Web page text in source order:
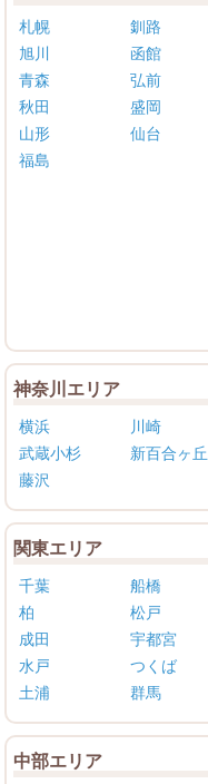
札幌
釧路
旭川
函館
青森
弘前
秋田
盛岡
山形
仙台
福島
神奈川エリア
横浜
川崎
武蔵小杉
新百合ヶ丘
藤沢
関東エリア
千葉
船橋
柏
松戸
成田
宇都宮
水戸
つくば
土浦
群馬
中部エリア